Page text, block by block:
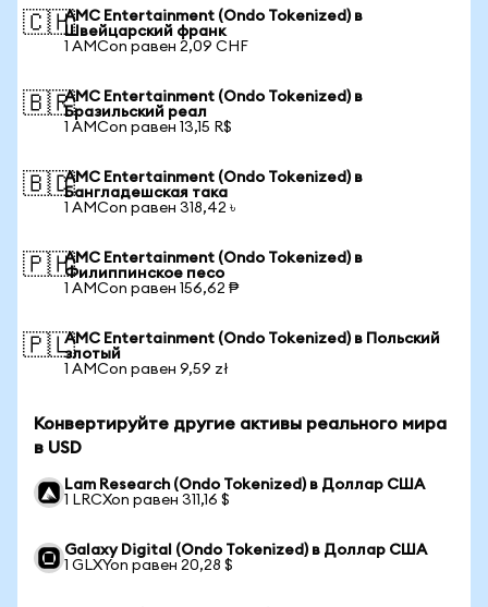
🇨🇭AMC Entertainment (Ondo Tokenized) в
Швейцарский франк
1 AMCon равен 2,09 CHF
🇧🇷AMC Entertainment (Ondo Tokenized) в
Бразильский реал
1 AMCon равен 13,15 R$
🇧🇩AMC Entertainment (Ondo Tokenized) в
Бангладешская така
1 AMCon равен 318,42 ৳
🇵🇭AMC Entertainment (Ondo Tokenized) в
Филиппинское песо
1 AMCon равен 156,62 ₱
🇵🇱AMC Entertainment (Ondo Tokenized) в Польский
злотый
1 AMCon равен 9,59 zł
Конвертируйте другие активы реального мира
в USD
Lam Research (Ondo Tokenized) в Доллар США
1 LRCXon равен 311,16 $
Galaxy Digital (Ondo Tokenized) в Доллар США
1 GLXYon равен 20,28 $